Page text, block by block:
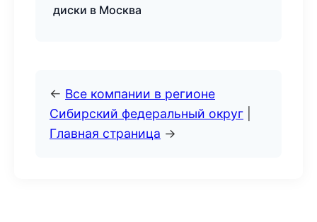
диски в Москва
← Все компании в регионе
Сибирский федеральный округ
Главная страница →